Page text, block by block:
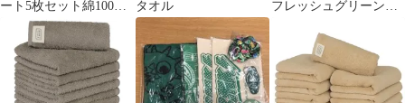
ート5枚セット綿100%
ウォームカラー
Technology タオル
#001#003#006#027#033
5種使い比べ タオル研
究所
タオル
フレッシュグリーンの